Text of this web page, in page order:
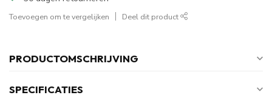
Toevoegen om te vergelijken Deel dit product
PRODUCTOMSCHRIJVING
SPECIFICATIES